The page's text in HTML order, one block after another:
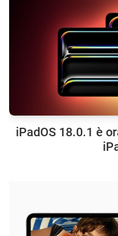
iPadOS 18.0.1 è